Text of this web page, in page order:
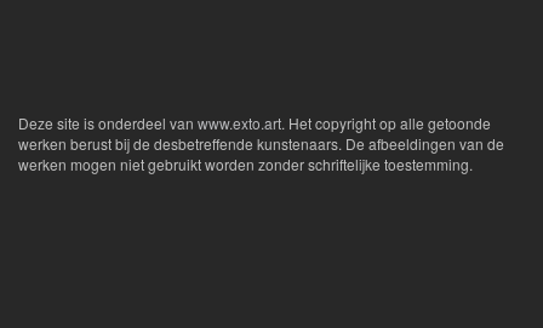
Deze site is onderdeel van www.exto.art. Het copyright op alle getoonde
werken berust bij de desbetreffende kunstenaars. De afbeeldingen van de
werken mogen niet gebruikt worden zonder schriftelijke toestemming.